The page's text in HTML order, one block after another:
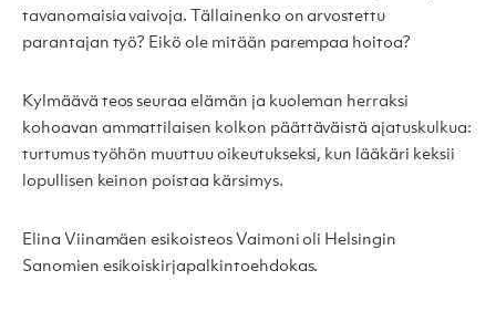
tavanomaisia vaivoja. Tällainenko on arvostettu
parantajan työ? Eikö ole mitään parempaa hoitoa?
Kylmäävä teos seuraa elämän ja kuoleman herraksi
kohoavan ammattilaisen kolkon päättäväistä ajatuskulkua:
turtumus työhön muuttuu oikeutukseksi, kun lääkäri keksii
lopullisen keinon poistaa kärsimys.
Elina Viinamäen esikoisteos Vaimoni oli Helsingin
Sanomien esikoiskirjapalkintoehdokas.